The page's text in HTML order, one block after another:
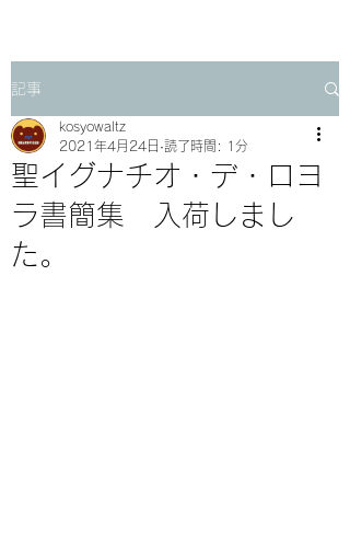
記事
聖イグナチオ・デ・ロヨ
ラ書簡集 入荷しまし
た。
kosyowaltz
2021年4月24日 読了時間: 1分